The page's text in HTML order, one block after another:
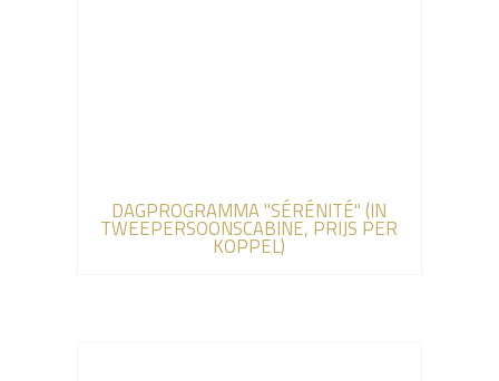
DAGPROGRAMMA "SÉRÉNITÉ" (IN
TWEEPERSOONSCABINE, PRIJS PER
KOPPEL)